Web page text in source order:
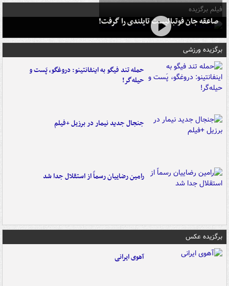
فیلم برگزیده
صاعقه جان فوتبالیست تایلندی را گرفت!
برگزیده ورزشی
حمله تند فیگو به اینفانتینو: دروغگو، پَست‌ و
حیله‌گر!
جنجال جدید نیمار در برزیل +فیلم
رامین رضاییان رسماً از استقلال جدا شد
برگزیده عکس
آهوی ایرانی